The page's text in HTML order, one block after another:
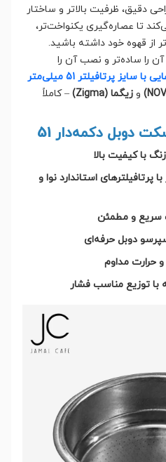
دقیق، ظرفیت بالاتر و ساختار
تا عصاره‌گیری یکنواخت‌تر،
از قهوه خود داشته باشید.
آن را ساده‌تر و نصب آن را
سایز پرتافیلتر 51 میلی‌متر
و زیگما (Zigma)
– کاملاً
دوبل دکمه‌دار 51
با کیفیت بالا
با پرتافیلترهای استاندارد نوا و
سریع و مطمئن
دوبل حرفه‌ای
و حرارت مداوم
با توزیع مناسب فشار